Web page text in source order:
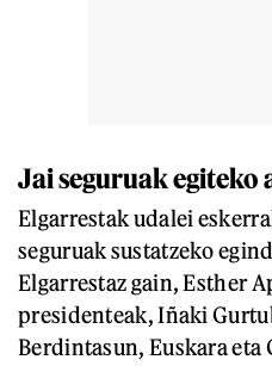
Jai seguruak egiteko
Elgarrestak udalei
seguruak sustatzeko
Elgarrestaz gain, Esther
presidenteak, Iñaki
Berdintasun, Euskara eta